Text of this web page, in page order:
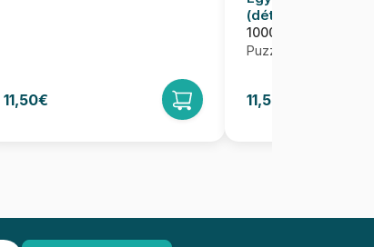
11,50€
(détail)
1000 pièces
Puzzles DToys
11,50€